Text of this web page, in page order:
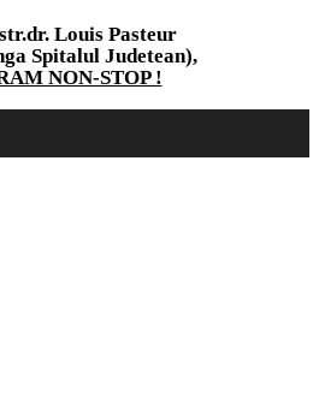
Louis Pasteur
Spitalul Judetean),
NON-STOP !